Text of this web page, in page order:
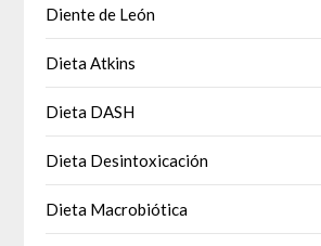
Diente de León
Dieta Atkins
Dieta DASH
Dieta Desintoxicación
Dieta Macrobiótica